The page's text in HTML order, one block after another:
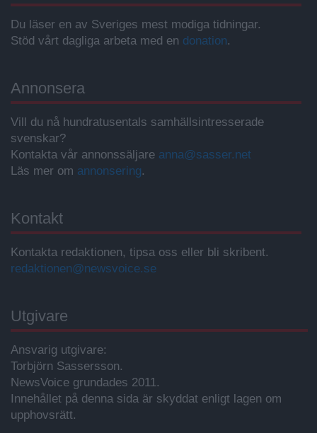
Du läser en av Sveriges mest modiga tidningar.
Stöd vårt dagliga arbeta med en donation.
Annonsera
Vill du nå hundratusentals samhällsintresserade
svenskar?
Kontakta vår annonssäljare anna@sasser.net
Läs mer om annonsering.
Kontakt
Kontakta redaktionen, tipsa oss eller bli skribent.
redaktionen@newsvoice.se
Utgivare
Ansvarig utgivare:
Torbjörn Sassersson.
NewsVoice grundades 2011.
Innehållet på denna sida är skyddat enligt lagen om
upphovsrätt.